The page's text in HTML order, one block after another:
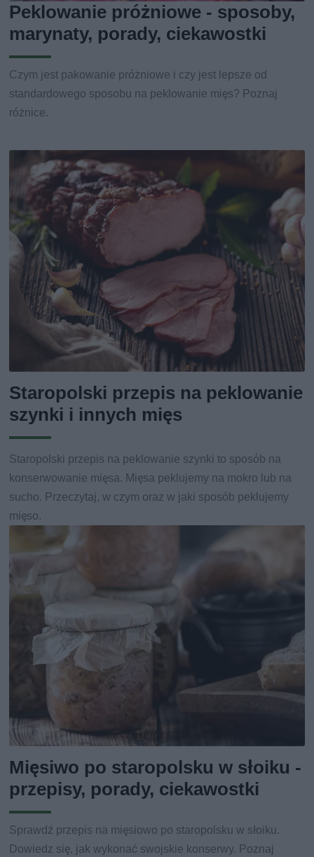
Peklowanie próżniowe - sposoby,
marynaty, porady, ciekawostki
Czym jest pakowanie próżniowe i czy jest lepsze od
standardowego sposobu na peklowanie mięs? Poznaj
różnice.
Staropolski przepis na peklowanie
szynki i innych mięs
Staropolski przepis na peklowanie szynki to sposób na
konserwowanie mięsa. Mięsa peklujemy na mokro lub na
sucho. Przeczytaj, w czym oraz w jaki sposób peklujemy
mięso.
Mięsiwo po staropolsku w słoiku -
przepisy, porady, ciekawostki
Sprawdź przepis na mięsiowo po staropolsku w słoiku.
Dowiedz się, jak wykonać swojskie konserwy. Poznaj